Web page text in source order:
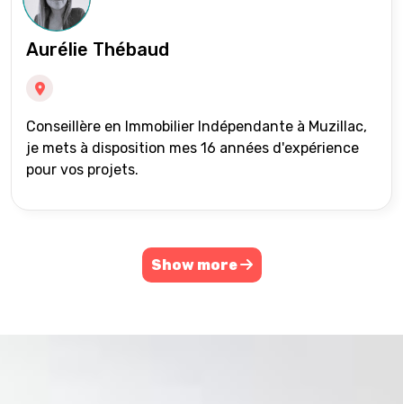
Aurélie Thébaud
Conseillère en Immobilier Indépendante à Muzillac,
je mets à disposition mes 16 années d'expérience
pour vos projets.
Show more